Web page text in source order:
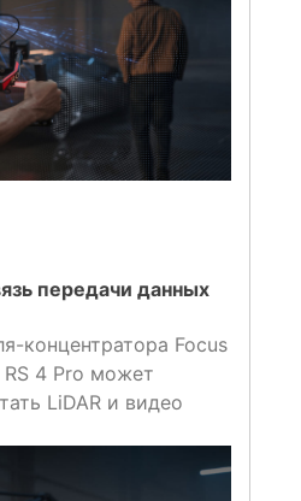
передачи данных
концентратора Focus
RS 4 Pro может
LiDAR и видео